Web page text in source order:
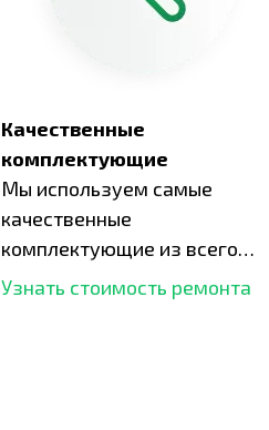
Качественные
комплектующие
Мы используем самые
качественные
комплектующие из всего
рынка и используем самое
Узнать стоимость ремонта